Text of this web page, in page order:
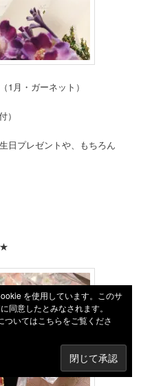
1月・ガーネット）
）
日プレゼントや、もちろん
を使用しています。このサ
同意したとみなされます。
いてはこちらをご覧くださ